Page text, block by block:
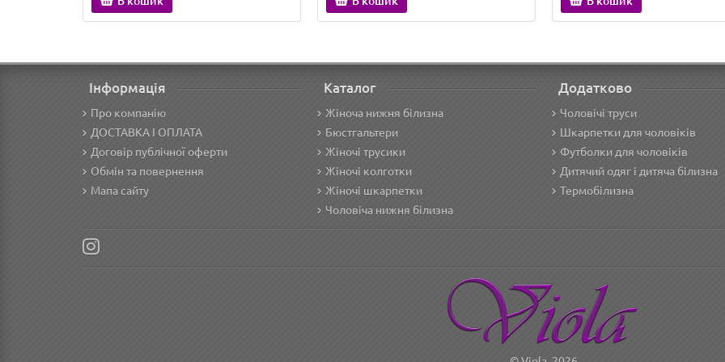
Інформація
Про компанію
ДОСТАВКА І ОПЛАТА
Договір публічної оферти
Обмін та повернення
Мапа сайту
Каталог
Жіноча нижня білизна
Бюстгальтери
Жіночі трусики
Жіночі колготки
Жіночі шкарпетки
Чоловіча нижня білизна
Додатково
Чоловічі труси
Шкарпетки для чоловіків
Футболки для чоловіків
Дитячий одяг і дитяча білизна
Термобілизна